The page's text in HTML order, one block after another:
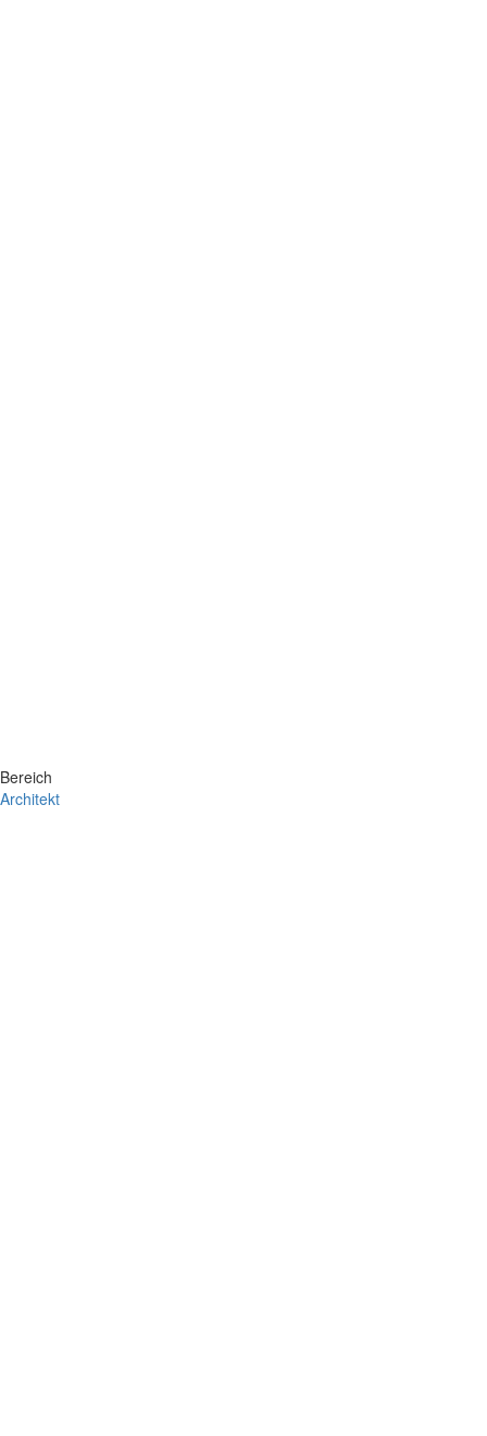
Bereich
Architekt